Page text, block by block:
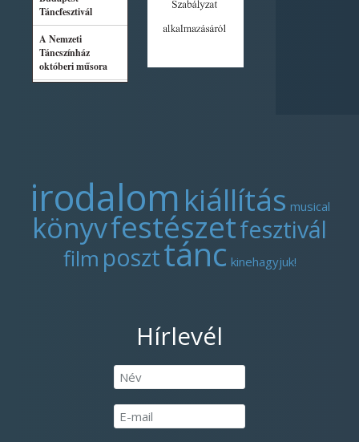
irodalom kiállítás musical
könyvfestészetfesztivál
film poszttánc kinehagyjuk!
Hírlevél